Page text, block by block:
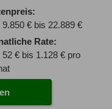
9.850 € bis 22.889 €
Rate:
52 € bis 1.128 € pro